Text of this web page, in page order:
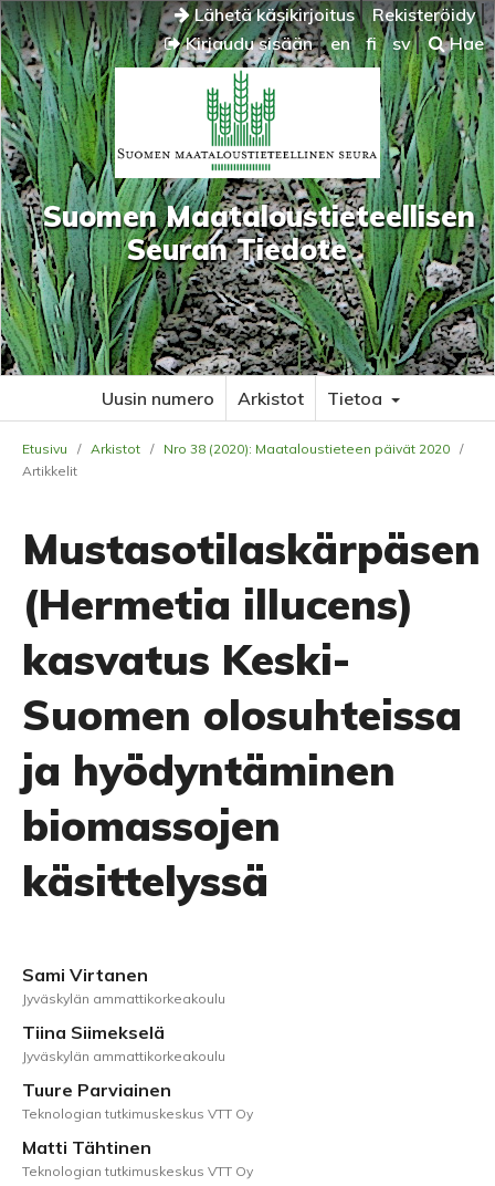
Lähetä käsikirjoitus
Rekisteröidy
Kirjaudu sisään
en fi sv Hae
Suomen Maataloustieteellisen
Seuran Tiedote
Uusin numero Arkistot Tietoa
Etusivu / Arkistot / Nro 38 (2020): Maataloustieteen päivät 2020 /
Artikkelit
Mustasotilaskärpäsen
(Hermetia illucens)
kasvatus Keski-
Suomen olosuhteissa
ja hyödyntäminen
biomassojen
käsittelyssä
Sami Virtanen
Jyväskylän ammattikorkeakoulu
Tiina Siimekselä
Jyväskylän ammattikorkeakoulu
Tuure Parviainen
Teknologian tutkimuskeskus VTT Oy
Matti Tähtinen
Teknologian tutkimuskeskus VTT Oy